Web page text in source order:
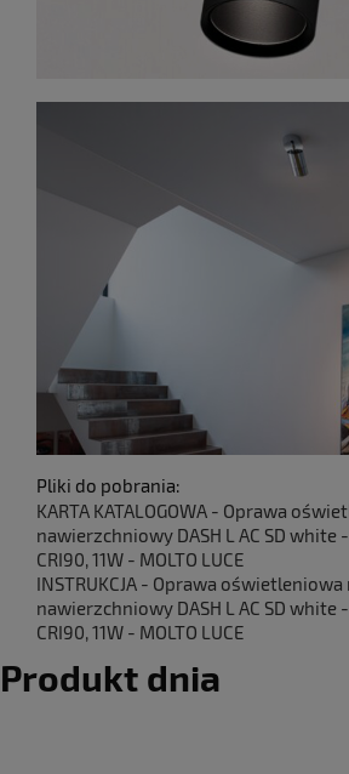
Pliki do pobrania:
KARTA KATALOGOWA - Oprawa
nawierzchniowy DASH L AC SD white -
CRI90, 11W - MOLTO LUCE
INSTRUKCJA - Oprawa
nawierzchniowy DASH L AC SD white -
CRI90, 11W - MOLTO LUCE
Produkt dnia